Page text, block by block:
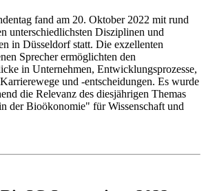
fand am 20. Oktober 2022 mit rund
unterschiedlichsten Disziplinen und
in Düsseldorf statt. Die exzellenten
Sprecher ermöglichten den
in Unternehmen, Entwicklungsprozesse,
und -entscheidungen. Es wurde
die Relevanz des diesjährigen Themas
der Bioökonomie" für Wissenschaft und